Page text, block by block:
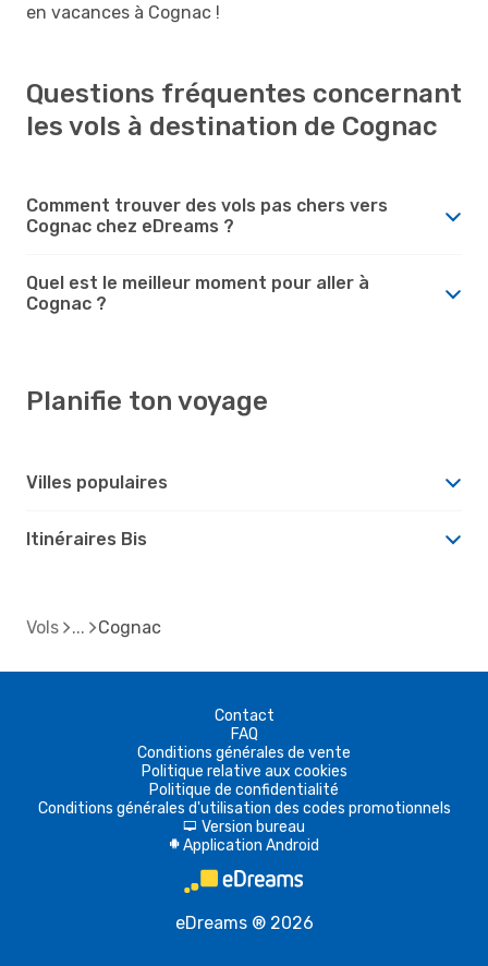
en vacances à Cognac !
Questions fréquentes concernant
les vols à destination de Cognac
Comment trouver des vols pas chers vers
Cognac chez eDreams ?
Quel est le meilleur moment pour aller à
Cognac ?
Planifie ton voyage
Villes populaires
Itinéraires Bis
Vols Cognac
Contact
FAQ
Conditions générales de vente
Politique relative aux cookies
Politique de confidentialité
Conditions générales d'utilisation des codes promotionnels
d Version bureau
A Application Android
eDreams ® 2026